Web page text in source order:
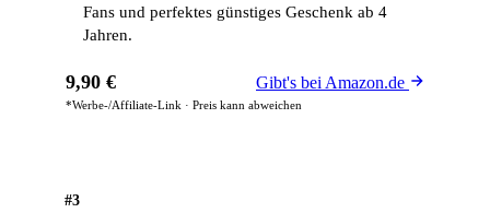
Fans und perfektes günstiges Geschenk ab 4
Jahren.
9,90 € Gibt's bei Amazon.de
*Werbe-/Affiliate-Link · Preis kann abweichen
#3